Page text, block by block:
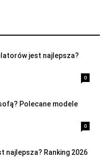
jest najlepsza?
0
Polecane modele
0
najlepsza? Ranking 2026